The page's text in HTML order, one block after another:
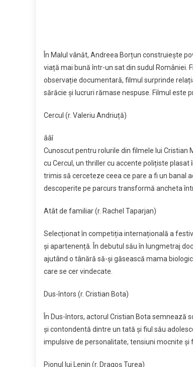
În Malul vânăt, Andreea Borțun construiește
viață mai bună într-un sat din sudul României.
observație documentară, filmul surprinde
sărăcie și lucruri rămase nespuse. Filmul este
Cercul (r. Valeriu Andriuță)
ââî
Cunoscut pentru rolurile din filmele lui Cristian
cu Cercul, un thriller cu accente polițiste
trimis să cerceteze ceea ce pare a fi un banal
descoperite pe parcurs transformă ancheta
Atât de familiar (r. Rachel Taparjan)
Selecționat în competiția internațională a
și apartenență. În debutul său în lungmetraj
ajutând o tânără să-și găsească mama
care se cer vindecate.
Dus-întors (r. Cristian Bota)
În Dus-întors, actorul Cristian Bota semnează
și contondentă dintre un tată și fiul său
impulsive de personalitate, tensiuni mocnite și
Pionul lui Lenin (r. Dragoș Turea)